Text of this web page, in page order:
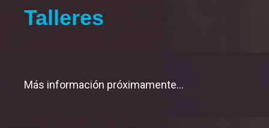
Edición 2017
NOTICIAS
Talleres
Más información próximamente...